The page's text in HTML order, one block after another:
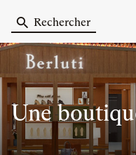
Rechercher
Une